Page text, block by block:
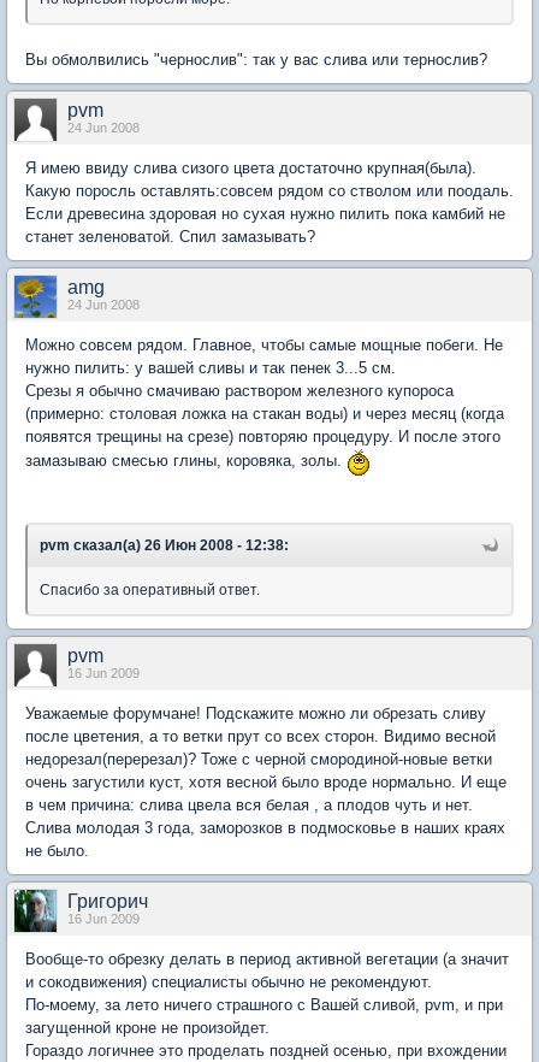
Вы обмолвились "чернослив": так у вас слива или тернослив?
pvm
24 Jun 2008
Я имею ввиду слива сизого цвета достаточно крупная(была).
Какую поросль оставлять:совсем рядом со стволом или поодаль.
Если древесина здоровая но сухая нужно пилить пока камбий не
станет зеленоватой. Спил замазывать?
amg
24 Jun 2008
Можно совсем рядом. Главное, чтобы самые мощные побеги. Не
нужно пилить: у вашей сливы и так пенек 3...5 см.
Срезы я обычно смачиваю раствором железного купороса
(примерно: столовая ложка на стакан воды) и через месяц (когда
появятся трещины на срезе) повторяю процедуру. И после этого
замазываю смесью глины, коровяка, золы.
pvm сказал(а) 26 Июн 2008 - 12:38:
Спасибо за оперативный ответ.
pvm
16 Jun 2009
Уважаемые форумчане! Подскажите можно ли обрезать сливу
после цветения, а то ветки прут со всех сторон. Видимо весной
недорезал(перерезал)? Тоже с черной смородиной-новые ветки
очень загустили куст, хотя весной было вроде нормально. И еще
в чем причина: слива цвела вся белая , а плодов чуть и нет.
Слива молодая 3 года, заморозков в подмосковье в наших краях
не было.
Григорич
16 Jun 2009
Вообще-то обрезку делать в период активной вегетации (а значит
и сокодвижения) специалисты обычно не рекомендуют.
По-моему, за лето ничего страшного с Вашей сливой, pvm, и при
загущенной кроне не произойдет.
Гораздо логичнее это проделать поздней осенью, при вхождении